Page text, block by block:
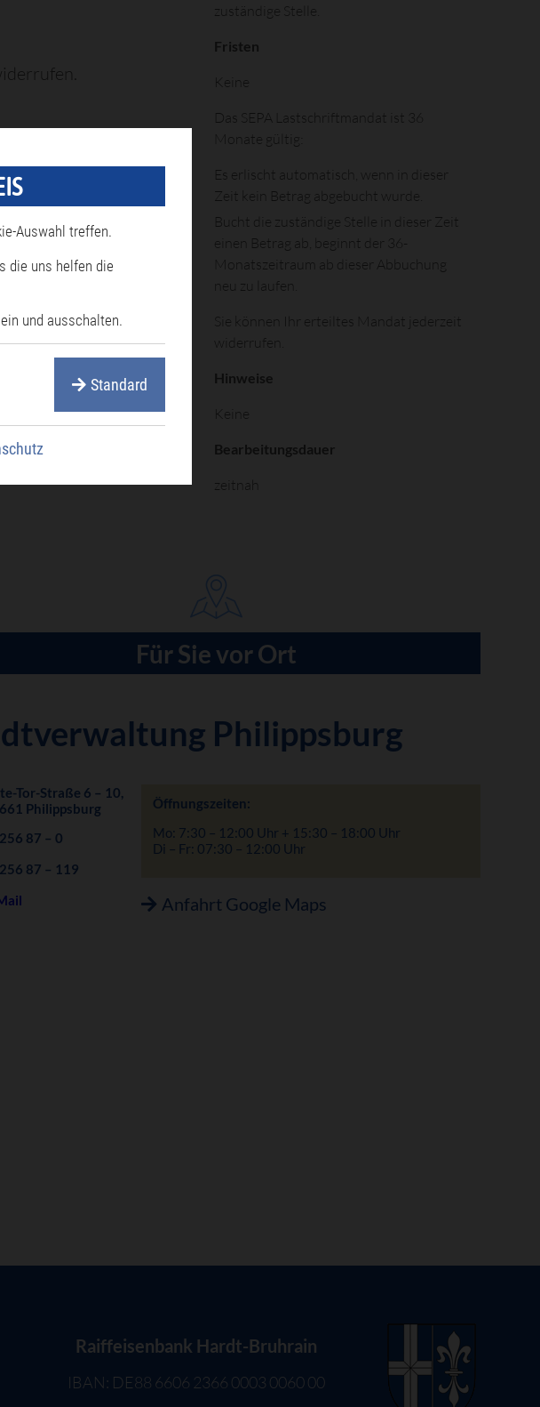
zuständige Stelle.
Fristen
Keine
Das SEPA Lastschriftmandat ist 36
Monate gültig:
Es erlischt automatisch, wenn in dieser
Zeit kein Betrag abgebucht wurde.
Bucht die zuständige Stelle in dieser Zeit
einen Betrag ab, beginnt der 36-
Monatszeitraum ab dieser Abbuchung
neu zu laufen.
Sie können Ihr erteiltes Mandat jederzeit
widerrufen.
Hinweise
Keine
Bearbeitungsdauer
zeitnah
Für Sie vor Ort
Philippsburg
Tor-Straße 6 – 10,
Philippsburg
87 – 0
87 – 119
Öffnungszeiten:
Mo: 7:30 – 12:00 Uhr + 15:30 – 18:00 Uhr
Di – Fr: 07:30 – 12:00 Uhr
Anfahrt Google Maps
Raiffeisenbank Hardt-Bruhrain
IBAN: DE88 6606 2366 0003 0060 00
Auswahl treffen.
die uns helfen die
und ausschalten.
Standard